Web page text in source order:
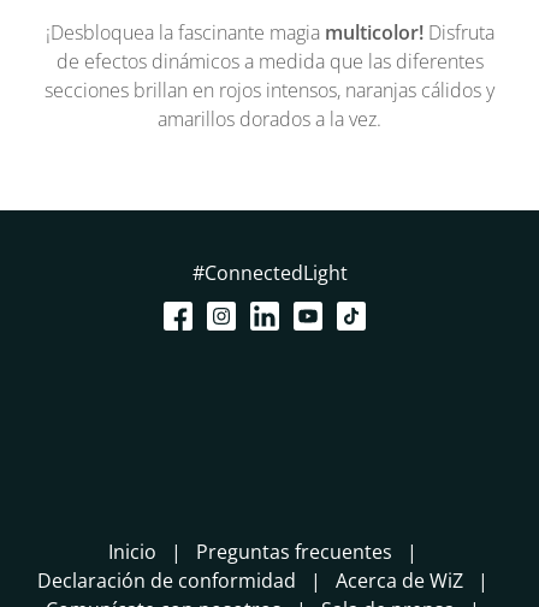
¡Desbloquea la fascinante magia multicolor!Disfruta
de efectos dinámicos a medida que las diferentes
secciones brillan en rojos intensos, naranjas cálidos y
amarillos dorados a la vez.
#ConnectedLight
Inicio
Preguntas frecuentes
Declaración de conformidad
Acerca de WiZ